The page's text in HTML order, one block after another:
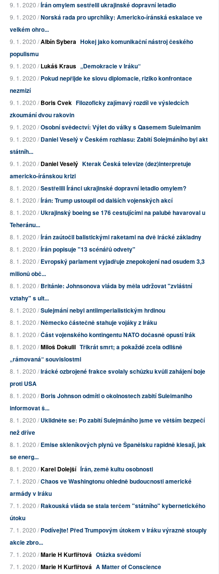
9. 1. 2020 /Írán omylem sestřelil ukrajinské dopravní letadlo
9. 1. 2020 /Norská rada pro uprchlíky: Americko-íránská eskalace ve
velkém ohro...
9. 1. 2020 /Albín Sybera Hokej jako komunikační nástroj českého
populismu
9. 1. 2020 /Lukáš Kraus „Demokracie v Iráku“
9. 1. 2020 /Pokud nepřijde ke slovu diplomacie, riziko konfrontace
nezmizí
9. 1. 2020 /Boris Cvek Filozoficky zajímavý rozdíl ve výsledcích
zkoumání dvou rakovin
9. 1. 2020 /Osobní svědectví: Výlet do války s Qasemem Suleimanim
9. 1. 2020 /Daniel Veselý v Českém rozhlasu: Zabití Solejmáního byl akt
státníh...
9. 1. 2020 /Daniel Veselý Kterak Česká televize (dez)interpretuje
americko-íránskou krizi
8. 1. 2020 /Sestřelili Íránci ukrajinské dopravní letadlo omylem?
8. 1. 2020 /Írán: Trump ustoupil od dalších vojenských akcí
8. 1. 2020 /Ukrajinský boeing se 176 cestujícími na palubě havaroval u
Teheránu...
8. 1. 2020 /Írán zaútočil balistickými raketami na dvě irácké základny
8. 1. 2020 /Írán popisuje "13 scénářů odvety"
8. 1. 2020 /Evropský parlament vyjadřuje znepokojení nad osudem 3,3
milionů obč...
8. 1. 2020 /Británie: Johnsonova vláda by měla udržovat "zvláštní
vztahy" s ult...
8. 1. 2020 /Sulejmání nebyl antiimperialistickým hrdinou
8. 1. 2020 /Německo částečně stahuje vojáky z Iráku
8. 1. 2020 /Část vojenského kontingentu NATO dočasně opustí Irák
8. 1. 2020 /Miloš Dokulil Třikrát smrt; a pokaždé zcela odlišně
„rámovaná“ souvislostmi
8. 1. 2020 /Irácké ozbrojené frakce svolaly schůzku kvůli zahájení boje
proti USA
8. 1. 2020 /Boris Johnson odmítl o okolnostech zabití Suleimaniho
informovat š...
8. 1. 2020 /Uklidněte se: Po zabití Sulejmáního jsme ve větším bezpečí
než dříve
8. 1. 2020 /Emise skleníkových plynů ve Španělsku rapidně klesají, jak
se energ...
8. 1. 2020 /Karel Dolejší Írán, země kultu osobnosti
7. 1. 2020 /Chaos ve Washingtonu ohledně budoucnosti americké
armády v Iráku
7. 1. 2020 /Rakouská vláda se stala terčem "státního" kybernetického
útoku
7. 1. 2020 /Podívejte! Před Trumpovým útokem v Iráku výrazně stouply
akcie zbro...
7. 1. 2020 /Marie H Kurfiřtová Otázka svědomí
7. 1. 2020 /Marie H Kurfiřtová A Matter of Conscience